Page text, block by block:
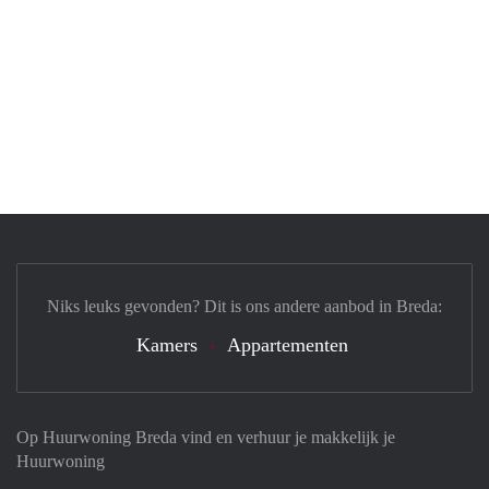
Op Huurwoning Breda vind en verhuur je makkelijk je
Huurwoning
Niks leuks gevonden? Dit is ons andere aanbod in Breda:
Kamers Appartementen